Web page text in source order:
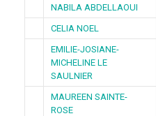
NABILA ABDELLAOUI
CELIA NOEL
EMILIE-JOSIANE-
MICHELINE LE
SAULNIER
MAUREEN SAINTE-
ROSE